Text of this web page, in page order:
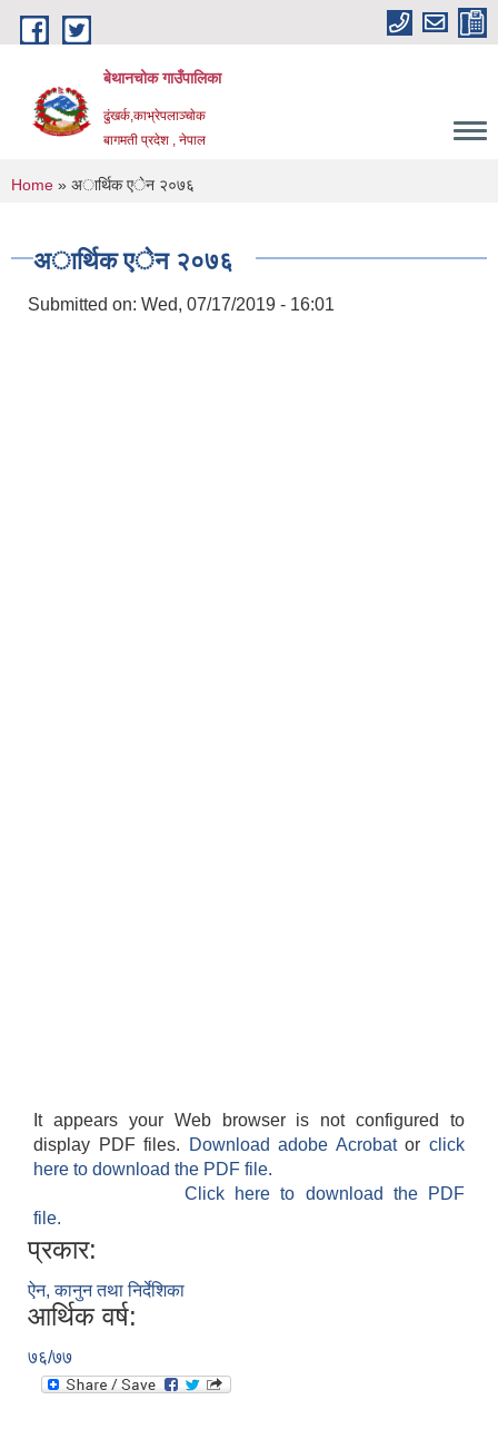
Skip to main content
बेथानचोक गाउँपालिका
ढुंखर्क,काभ्रेपलाञ्चाेक
बागमती प्रदेश , नेपाल
You are here
Home » अार्थिक एेन २०७६
अार्थिक एेन २०७६
Submitted on: Wed, 07/17/2019 - 16:01
It appears your Web browser is not configured to
display PDF files.
Download adobe Acrobatorclick
here to download the PDF file.
Click here to download the PDF
file.
प्रकार:
ऐन, कानुन तथा निर्देशिका
आर्थिक वर्ष:
७६/७७